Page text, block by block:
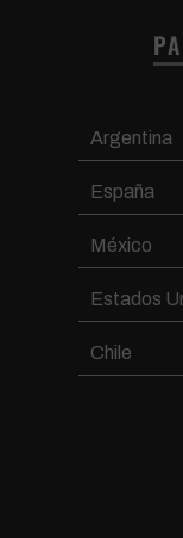
Argentina
España
México
Estados
Chile